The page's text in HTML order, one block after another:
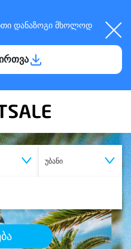
დანაზოგი მხოლოდ
უბანი